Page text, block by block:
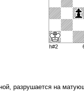
h#2
разрушается на